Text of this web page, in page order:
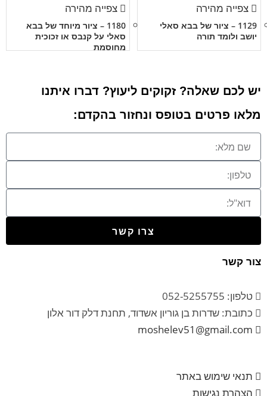
צפייה מהירה
1129 – ציור של בבא סאלי
יושב ולומד תורה
צפייה מהירה
1180 – ציור מיוחד של בבא
סאלי על קנבס או זכוכית
מחוסמת
יש לכם שאלה? זקוקים ליעוץ? דברו איתנו
מלאו פרטים בטופס ונחזור בהקדם:
צרו קשר
צור קשר
טלפון: 052-5255755
כתובת: שדרות בן גוריון אשדוד, תחנת דלק דור אלון
moshelev51@gmail.com
תנאי שימוש באתר
הצהרת נגישות